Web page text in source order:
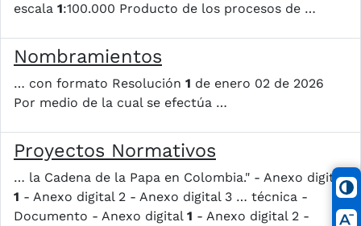
escala 1:100.000 Producto de los procesos de …
Nombramientos
… con formato Resolución 1 de enero 02 de 2026
Por medio de la cual se efectúa …
Proyectos Normativos
… la Cadena de la Papa en Colombia." - Anexo digital
1 - Anexo digital 2 - Anexo digital 3 … técnica -
Documento - Anexo digital 1 - Anexo digital 2 -